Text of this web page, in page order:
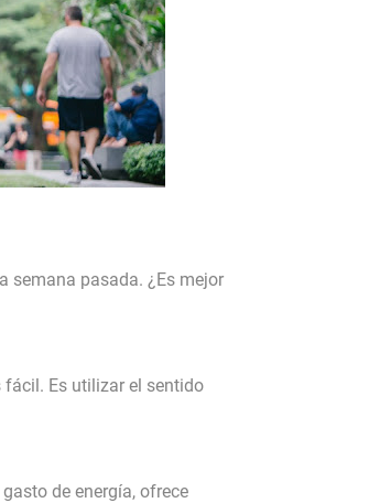
semana pasada. ¿Es mejor
Es utilizar el sentido
de energía, ofrece